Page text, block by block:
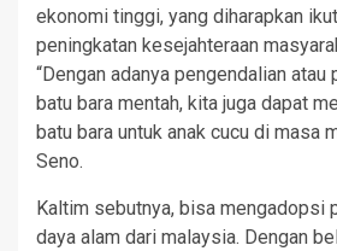
ekonomi tinggi, yang diharapkan
peningkatan kesejahteraan
“Dengan adanya pengendalian
batu bara mentah, kita juga dapat
batu bara untuk anak cucu di masa
Seno.
Kaltim sebutnya, bisa mengadopsi
daya alam dari malaysia. Dengan